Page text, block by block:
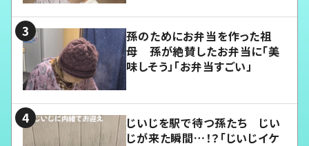
孫のためにお弁当を作った祖
母 孫が絶賛したお弁当に「美
味しそう」「お弁当すごい」
じいじを駅で待つ孫たち じい
じが来た瞬間…！？「じいじイケ